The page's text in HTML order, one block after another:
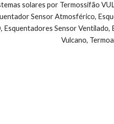
solares por Termossifão
Sensor Atmosférico,
Esquentadores Sensor
Vulcano,